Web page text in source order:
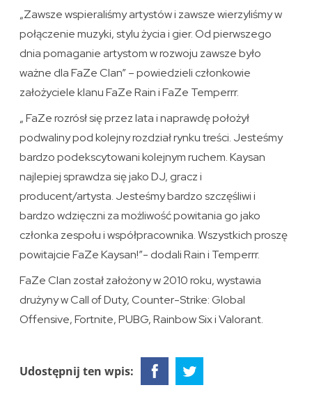
„Zawsze wspieraliśmy artystów i zawsze wierzyliśmy w
połączenie muzyki, stylu życia i gier. Od pierwszego
dnia pomaganie artystom w rozwoju zawsze było
ważne dla FaZe Clan” – powiedzieli członkowie
założyciele klanu FaZe Rain i FaZe Temperrr.
„ FaZe rozrósł się przez lata i naprawdę położył
podwaliny pod kolejny rozdział rynku treści. Jesteśmy
bardzo podekscytowani kolejnym ruchem. Kaysan
najlepiej sprawdza się jako DJ, gracz i
producent/artysta. Jesteśmy bardzo szczęśliwi i
bardzo wdzięczni za możliwość powitania go jako
członka zespołu i współpracownika. Wszystkich proszę
powitajcie FaZe Kaysan!”- dodali Rain i Temperrr.
FaZe Clan został założony w 2010 roku, wystawia
drużyny w Call of Duty, Counter-Strike: Global
Offensive, Fortnite, PUBG, Rainbow Six i Valorant.
Udostępnij ten wpis: